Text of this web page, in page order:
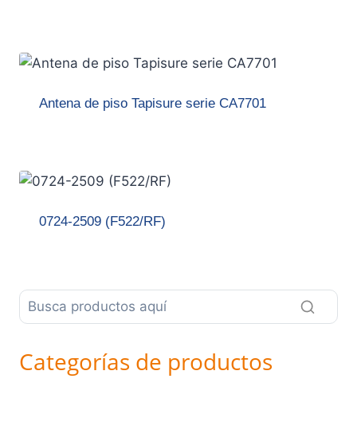
Antena de piso Tapisure serie CA7701
0724-2509 (F522/RF)
Categorías de productos